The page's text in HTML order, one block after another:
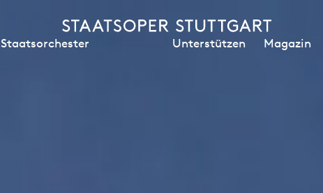
Staatsorchester Unterstützen Magazin